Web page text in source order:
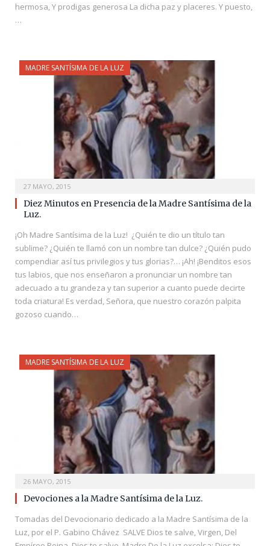
hermosa, Y prodigas generosa La dicha paz y placeres. Y puesto,
…
MADRE SANTÍSIMA DE LA LUZ
27 MAYO, 2015
Diez Minutos en Presencia de la Madre Santísima de la
Luz.
¡Oh Madre Santísima de la Luz! ¿Quién te dio un título tan
sublime? ¿Quién te llamó con un nombre tan dulce? ¿Quién pudo
compendiar así tus privilegios y tus glorias?… ¡Ah! ¡Benditos esos
tus labios, que nos enseñaron a pronunciar un nombre tan
adecuado a tu grandeza y tan superior a cuanto puede decirte
toda criatura! Es verdad, Señora, que nuestro corazón palpita
gozoso cuando…
MADRE SANTÍSIMA DE LA LUZ
26 MAYO, 2015
Devociones a la Madre Santísima de la Luz.
Tomadas del Devocionario dedicado a la Madre Santísima de la
Luz, por el P. Gabino Chávez SALVE Dios te salve, Virgen, Del